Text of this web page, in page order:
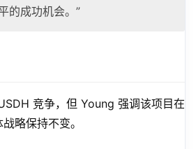
的成功机会。”
竞争，但 Young 强调该项目在
略保持不变。